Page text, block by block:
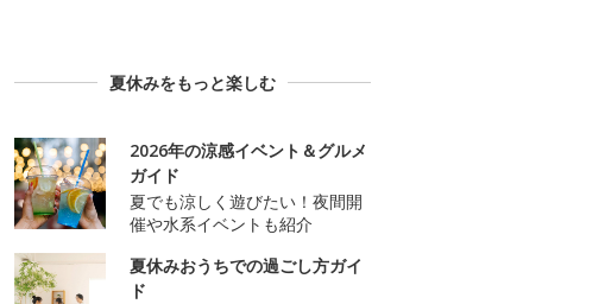
夏休みをもっと楽しむ
2026年の涼感イベント＆グルメ
ガイド
夏でも涼しく遊びたい！夜間開
催や水系イベントも紹介
夏休みおうちでの過ごし方ガイ
ド